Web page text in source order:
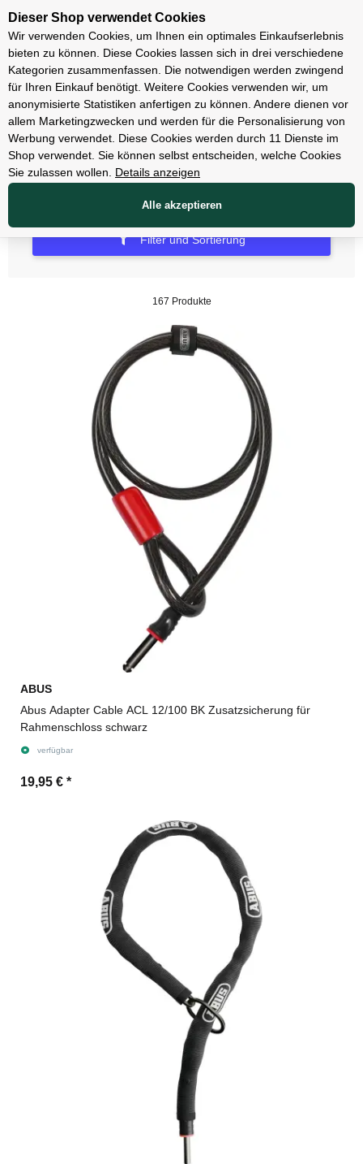
Unsere Filialen
Zubehör
Schlösser
Filter und Sortierung
167 Produkte
ABUS
Abus Adapter Cable ACL 12/100 BK Zusatzsicherung für
Rahmenschloss schwarz
verfügbar
19,95 € *
Dieser Shop verwendet Cookies
Wir verwenden Cookies, um Ihnen ein optimales Einkaufserlebnis
bieten zu können. Diese Cookies lassen sich in drei verschiedene
Kategorien zusammenfassen. Die notwendigen werden zwingend
für Ihren Einkauf benötigt. Weitere Cookies verwenden wir, um
anonymisierte Statistiken anfertigen zu können. Andere dienen vor
allem Marketingzwecken und werden für die Personalisierung von
Werbung verwendet. Diese Cookies werden durch 11 Dienste im
Shop verwendet. Sie können selbst entscheiden, welche Cookies
Sie zulassen wollen.
Details anzeigen
Alle akzeptieren